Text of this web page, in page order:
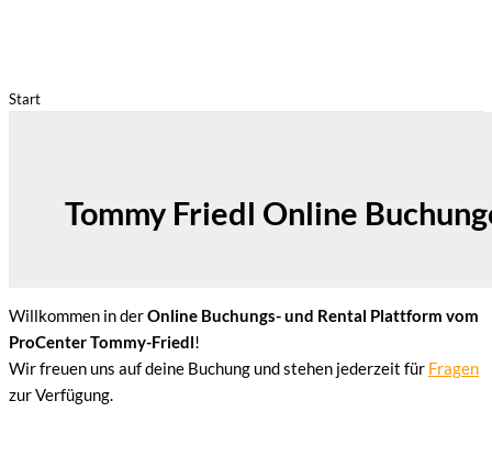
Start
Tommy Friedl Online
Willkommen in derOnline Buchungs- und Rental Plattform vom
ProCenter Tommy-Friedl!
Wir freuen uns auf deine Buchung und stehen jederzeit für Fragen
zur Verfügung.